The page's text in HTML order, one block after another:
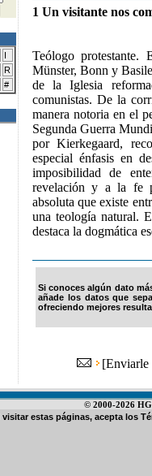
I
R
#
1 Un visitante nos
Teólogo protestante.
Münster, Bonn y
de la Iglesia
comunistas. De la
manera notoria en el
Segunda Guerra
por Kierkegaard,
especial énfasis en
imposibilidad de
revelación y a la fe
absoluta que existe
una teología natural.
destaca la dogmática
Si conoces algún dato
añade los datos que
ofreciendo mejores
[Enviarle
© 2000-2026
visitar estas páginas, acepta los